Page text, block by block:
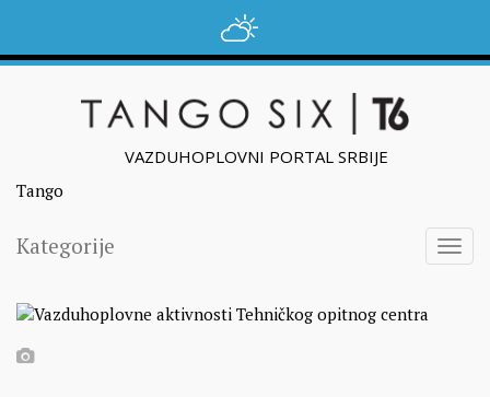
VAZDUHOPLOVNI PORTAL SRBIJE
Tango
Kategorije